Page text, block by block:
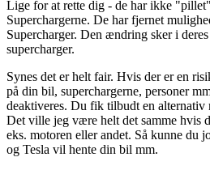
Lige for at rette dig - de har ikke
Superchargerne. De har fjernet
Supercharger. Den ændring sker i deres
supercharger.
Synes det er helt fair. Hvis der er en
på din bil, superchargerne, personer
deaktiveres. Du fik tilbudt en alternativ
Det ville jeg være helt det samme hvis
eks. motoren eller andet. Så kunne du
og Tesla vil hente din bil mm.